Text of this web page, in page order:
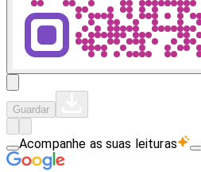
Guardar
Acompanhe as suas leituras